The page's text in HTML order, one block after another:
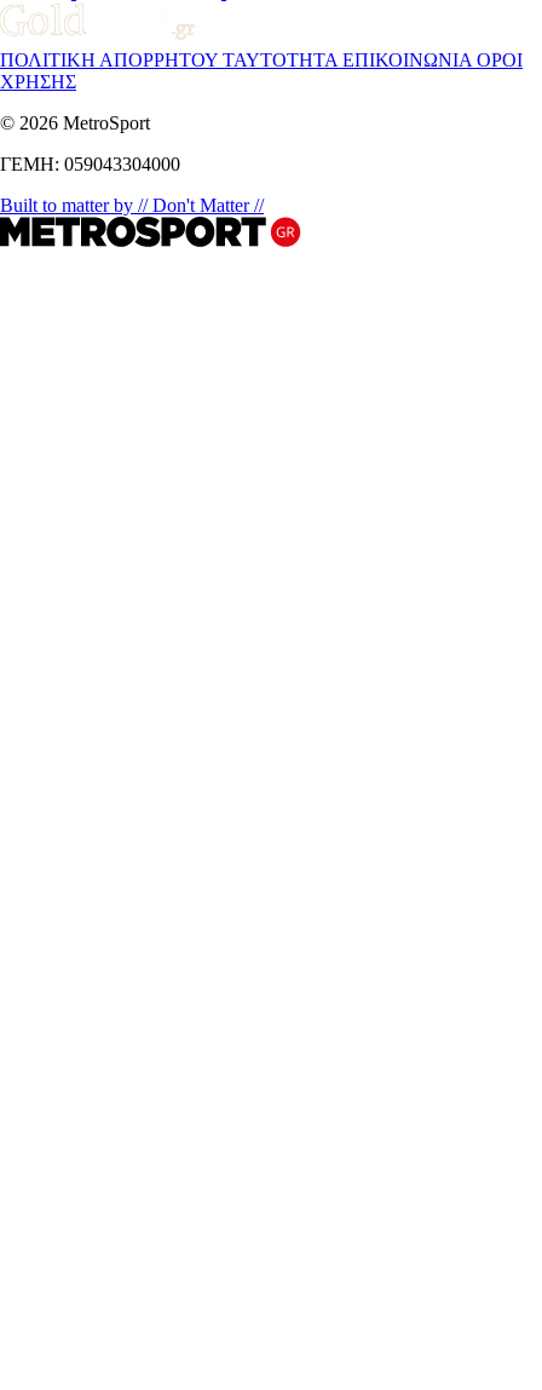
ΠΟΛΙΤΙΚΗ ΑΠΟΡΡΗΤΟΥ ΤΑΥΤΟΤΗΤΑ ΕΠΙΚΟΙΝΩΝΙΑ ΟΡΟΙ
ΧΡΗΣΗΣ
© 2026 MetroSport
ΓΕΜΗ: 059043304000
Built to matter by // Don't Matter //